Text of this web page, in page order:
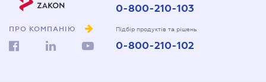
ПРО КОМПАНІЮ
0-800-210-103
Підбір продуктів та рішень
0-800-210-102